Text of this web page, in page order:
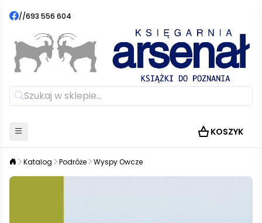
//693 556 604
KOSZYK
Katalog Podróże Wyspy Owcze